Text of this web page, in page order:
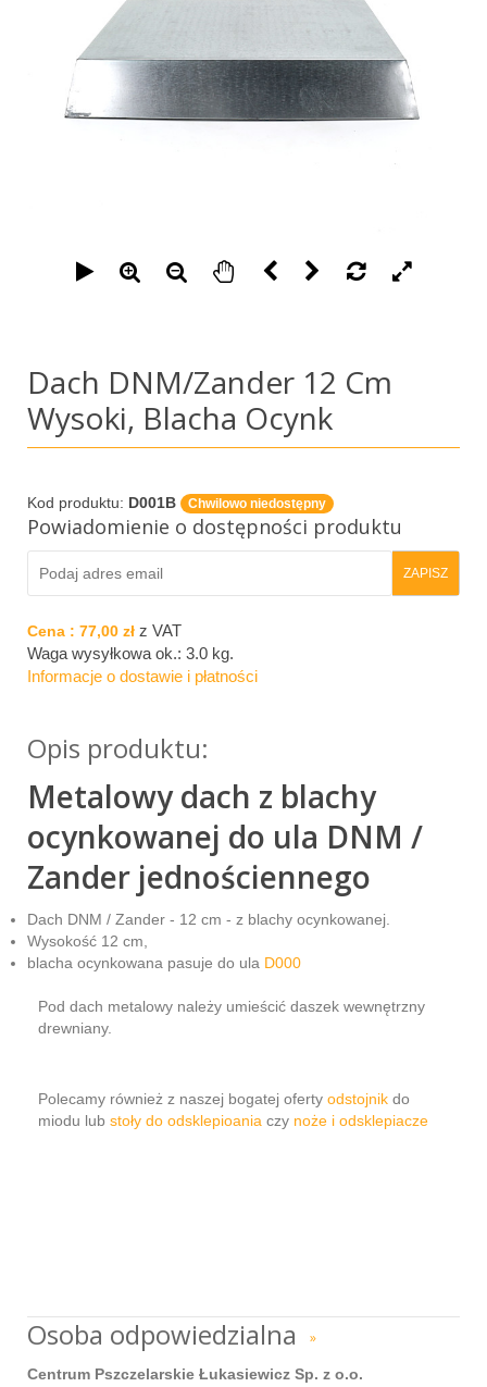
Dach DNM/Zander 12 Cm
Wysoki, Blacha Ocynk
Kod produktu: D001B Chwilowo niedostępny
Powiadomienie o dostępności produktu
Cena : 77,00 zł z VAT
Waga wysyłkowa ok.: 3.0 kg.
Informacje o dostawie i płatności
Opis produktu:
Metalowy dach z blachy
ocynkowanej do ula DNM /
Zander jednościennego
Dach DNM / Zander - 12 cm - z blachy ocynkowanej.
Wysokość 12 cm,
blacha ocynkowana pasuje do ula D000
Pod dach metalowy należy umieścić daszek wewnętrzny
drewniany.
Polecamy również z naszej bogatej oferty odstojnik do
miodu lub stoły do odsklepioania czy noże i odsklepiacze
Osoba odpowiedzialna »
Centrum Pszczelarskie Łukasiewicz Sp. z o.o.